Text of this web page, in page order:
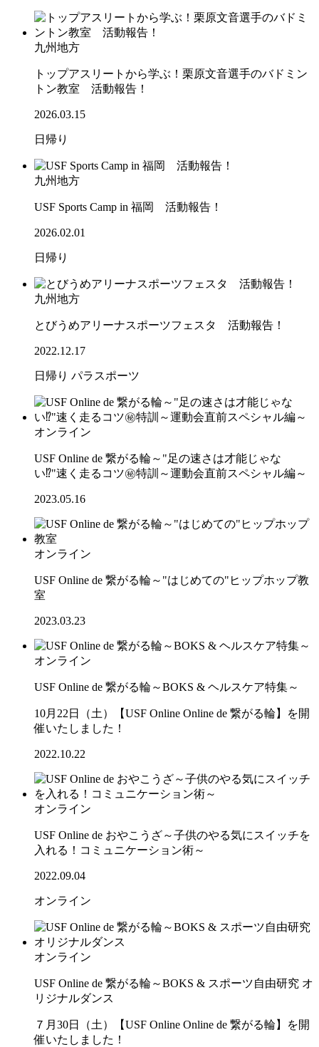
九州地方
トップアスリートから学ぶ！栗原文音選手のバドミン
トン教室 活動報告！
2026.03.15
日帰り
九州地方
USF Sports Camp in 福岡 活動報告！
2026.02.01
日帰り
九州地方
とびうめアリーナスポーツフェスタ 活動報告！
2022.12.17
日帰り パラスポーツ
オンライン
USF Online de 繋がる輪～"足の速さは才能じゃな
い⁉"速く走るコツ㊙特訓～運動会直前スペシャル編～
2023.05.16
オンライン
USF Online de 繋がる輪～"はじめての"ヒップホップ教
室
2023.03.23
オンライン
USF Online de 繋がる輪～BOKS & ヘルスケア特集～
10月22日（土）【USF Online Online de 繋がる輪】を開
催いたしました！
2022.10.22
オンライン
USF Online de おやこうざ～子供のやる気にスイッチを
入れる！コミュニケーション術～
2022.09.04
オンライン
オンライン
USF Online de 繋がる輪～BOKS & スポーツ自由研究 オ
リジナルダンス
７月30日（土）【USF Online Online de 繋がる輪】を開
催いたしました！